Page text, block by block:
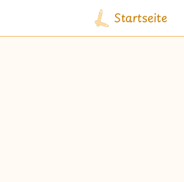
Startseite
wähle Labels